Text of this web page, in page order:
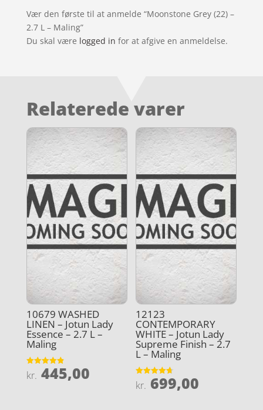
Vær den første til at anmelde “Moonstone Grey (22) –
2.7 L – Maling”
Du skal være logged in for at afgive en anmeldelse.
Relaterede varer
10679 WASHED
LINEN – Jotun Lady
Essence – 2.7 L –
Maling
Vurderet
4.9
kr. 445,00
12123
CONTEMPORARY
WHITE – Jotun Lady
Supreme Finish – 2.7
L – Maling
Vurderet
4.7
kr. 699,00